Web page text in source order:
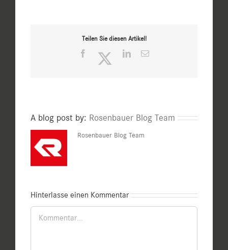
Teilen Sie diesen Artikel!
Facebook TwitterLinkedIn
E-
A blog post by: Rosenbauer Blog Team
Rosenbauer Blog Team
Hinterlasse einen Kommentar
Kommentar